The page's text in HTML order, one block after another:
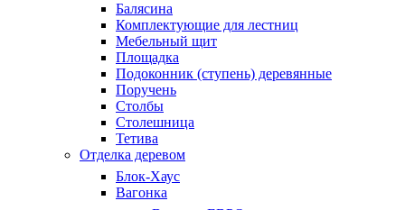
Балясина
Комплектующие для лестниц
Мебельный щит
Площадка
Подоконник (ступень) деревянные
Поручень
Столбы
Столешница
Тетива
Отделка деревом
Блок-Хаус
Вагонка